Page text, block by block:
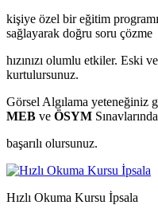
kişiye özel bir eğitim
sağlayarak doğru soru çözme
hızınızı olumlu etkiler. Eski
kurtulursunuz.
Görsel Algılama yeteneğiniz
MEB ve ÖSYM Sınavlarında
başarılı olursunuz.
Hızlı Okuma Kursu İpsala